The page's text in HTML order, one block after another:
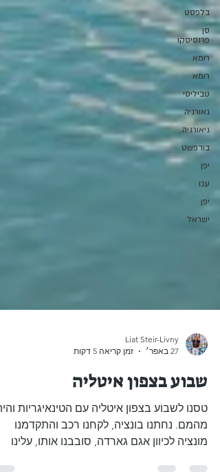
בלפסט
סן
פרנסיסקו
רומא
רומא
טביליסי
גאורגיה
גיאורגיה
בודפשט
יפן
עכו
יפן
ישראל
שבוע בצפון איטליה
טסנו לשבוע בצפון איטליה עם הטינאיגריות
מהמם. נחתנו בונציה, לקחנו רכב והתקדמנו